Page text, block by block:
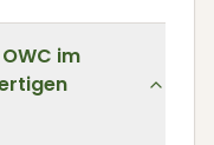
im